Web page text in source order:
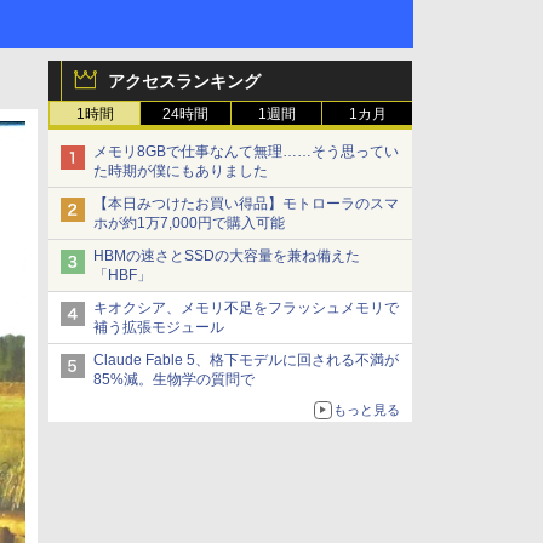
アクセスランキング
1時間 24時間 1週間 1カ月
メモリ8GBで仕事なんて無理……そう思ってい
た時期が僕にもありました
【本日みつけたお買い得品】モトローラのスマ
ホが約1万7,000円で購入可能
HBMの速さとSSDの大容量を兼ね備えた
「HBF」
キオクシア、メモリ不足をフラッシュメモリで
補う拡張モジュール
Claude Fable 5、格下モデルに回される不満が
85%減。生物学の質問で
もっと見る